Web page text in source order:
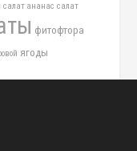
салат ананас салат
фитофтора
ягоды